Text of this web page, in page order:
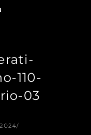
110-
03
/